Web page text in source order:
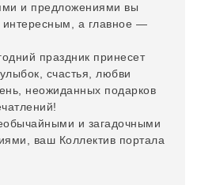
и предложениями вы
интересным, а главное —
праздник принесет
счастья, любви
неожиданных подарков
и загадочными
ваш Коллектив портала